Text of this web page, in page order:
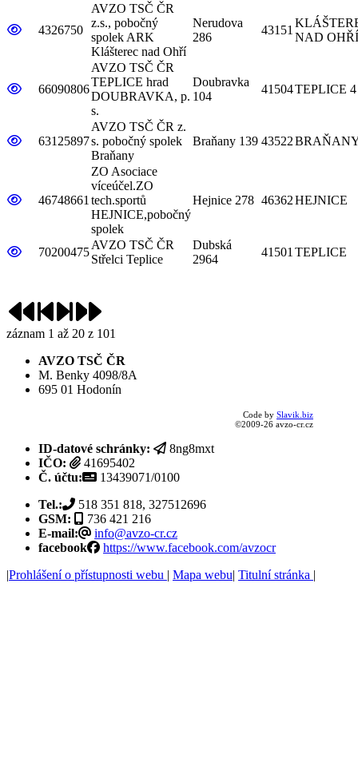
detail základní organizace
4326750
AVZO TSČ ČR
z.s., pobočný
spolek ARK
Klášterec nad Ohří
Nerudova
286
43151
NAD OHŘÍ
detail základní organizace
66090806
AVZO TSČ ČR
TEPLICE hrad
DOUBRAVKA, p.
s.
Doubravka
104
41504TEPLICE 4
detail základní organizace
63125897
AVZO TSČ ČR z.
s. pobočný spolek
Braňany
Braňany 139 43522
detail základní organizace
46748661
ZO Asociace
víceúčel.ZO
tech.sportů
HEJNICE,pobočný
spolek
Hejnice 278 46362HEJNICE
detail základní organizace
70200475
AVZO TSČ ČR
Střelci Teplice
Dubská
2964
41501 TEPLICE
Na první stránku
Předchozí
Další
záznam 1 až 20 z 101
AVZO TSČ ČR
M. Benky 4098/8A
695 01 Hodonín
Code by Slavik.biz
©2009-26 avzo-cr.cz
ID-datové schránky:
8ng8mxt
IČO:
41695402
Č. účtu:
13439071/0100
Tel.:
518 351 818, 327512696
GSM:
736 421 216
E-mail:
info@avzo-cr.cz
facebook
https://www.facebook.com/avzocr
|Prohlášení o přístupnosti webu | Mapa webu| Titulní stránka |